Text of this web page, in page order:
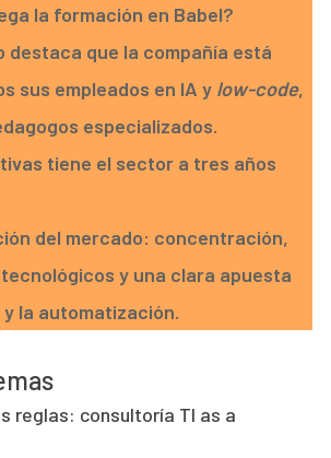
la formación en Babel?
destaca que la compañía está
sus empleados en IA y low-code,
especializados.
tiene el sector a tres años
del mercado: concentración,
y una clara apuesta
la automatización.
reglas: consultoría TI as a